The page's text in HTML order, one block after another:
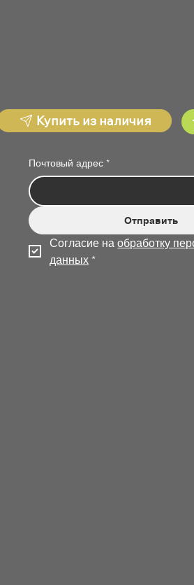
Почтовый адрес *
Отправить
Согласие на обработку
данных *
Купить из наличия